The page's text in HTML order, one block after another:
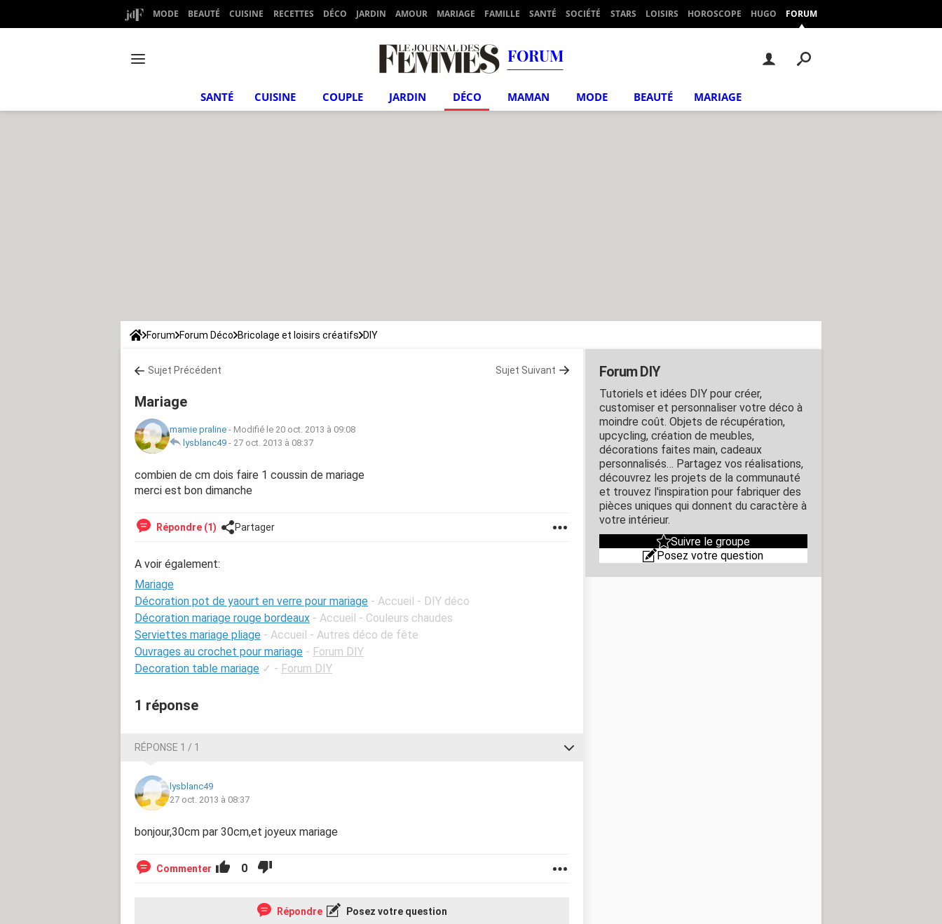
MODE BEAUTÉ CUISINE RECETTES DÉCO JARDIN AMOUR MARIAGE FAMILLE SANTÉ SOCIÉTÉ STARS LOISIRS HOROSCOPE HUGO FORUM
FORUM
SANTÉ CUISINE COUPLE JARDIN DÉCO MAMAN MODE BEAUTÉ MARIAGE
Forum Forum Déco Bricolage et loisirs créatifs DIY
Sujet Précédent Sujet Suivant
Mariage
mamie praline - Modifié le 20 oct. 2013 à 09:08
lysblanc49 - 27 oct. 2013 à 08:37
combien de cm dois faire 1 coussin de mariage
merci est bon dimanche
Répondre (1) Partager
A voir également:
Mariage
Décoration pot de yaourt en verre pour mariage - Accueil - DIY déco
Décoration mariage rouge bordeaux - Accueil - Couleurs chaudes
Serviettes mariage pliage - Accueil - Autres déco de fête
Ouvrages au crochet pour mariage - Forum DIY
Decoration table mariage ✓ - Forum DIY
1 réponse
RÉPONSE 1 / 1
lysblanc49
27 oct. 2013 à 08:37
bonjour,30cm par 30cm,et joyeux mariage
Commenter 0
Répondre Posez votre question
Forum DIY
Tutoriels et idées DIY pour créer,
customiser et personnaliser votre déco à
moindre coût. Objets de récupération,
upcycling, création de meubles,
décorations faites main, cadeaux
personnalisés… Partagez vos réalisations,
découvrez les projets de la communauté
et trouvez l'inspiration pour fabriquer des
pièces uniques qui donnent du caractère à
votre intérieur.
Suivre le groupe
Posez votre question